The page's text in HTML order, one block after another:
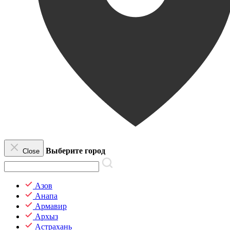
Close Выберите город
Азов
Анапа
Армавир
Архыз
Астрахань